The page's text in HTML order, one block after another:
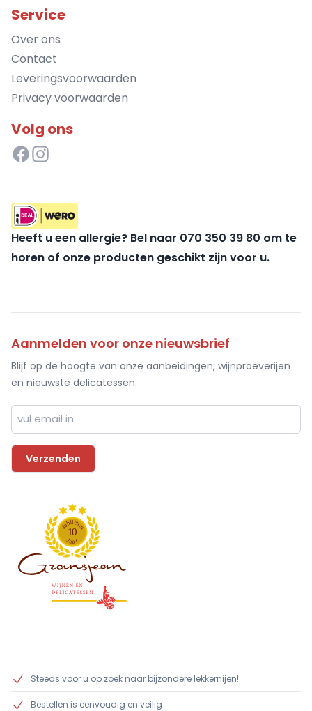
Service
Over ons
Contact
Leveringsvoorwaarden
Privacy voorwaarden
Volg ons
Heeft u een allergie? Bel naar 070 350 39 80 om te
horen of onze producten geschikt zijn voor u.
Aanmelden voor onze nieuwsbrief
Blijf op de hoogte van onze aanbeidingen, wijnproeverijen
en nieuwste delicatessen.
J
ubileum
10
Jaar
Steeds voor u op zoek naar bijzondere lekkernijen!
Bestellen is eenvoudig en veilig